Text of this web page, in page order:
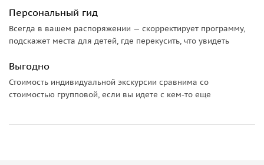
• Дом-музей князя Александра Чавчавадзе в Цинандали
(по желанию) — уникальная усадьба выдающегося
знаменитого винного поместья.
• Телави — административный и культурный центр
Персональный гид
Всегда в вашем распоряжении — скорректирует программу,
подскажет места для детей, где перекусить, что увидеть
Выгодно
Стоимость индивидуальной экскурсии сравнима со
стоимостью групповой, если вы идете с кем-то еще